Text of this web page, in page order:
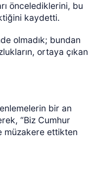
öncelediklerini, bu
kaydetti.
olmadık; bundan
ortaya çıkan
bir an
“Biz Cumhur
müzakere ettikten